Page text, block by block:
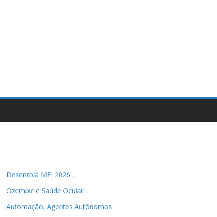
Desenrola MEI 2026…
Ozempic e Saúde Ocular…
Automação, Agentes Autônomos